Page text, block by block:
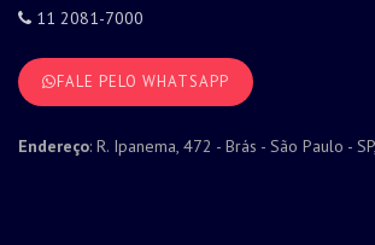
11 2081-7000
FALE PELO WHATSAPP
Endereço: R. Ipanema, 472 - Brás - São Paulo -